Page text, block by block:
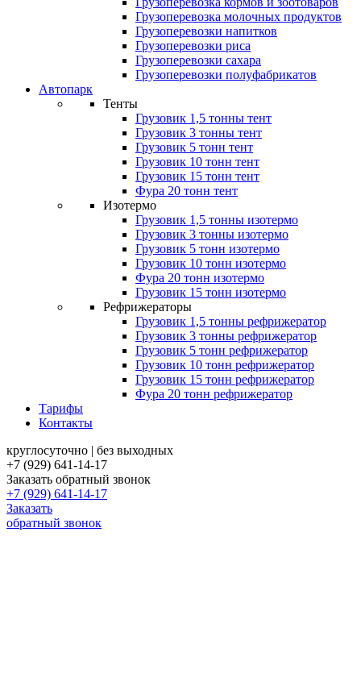
Грузоперевозка молочных продуктов
Грузоперевозки напитков
Грузоперевозки риса
Грузоперевозки сахара
Грузоперевозки полуфабрикатов
Автопарк
Тенты
Грузовик 1,5 тонны тент
Грузовик 3 тонны тент
Грузовик 5 тонн тент
Грузовик 10 тонн тент
Грузовик 15 тонн тент
Фура 20 тонн тент
Изотермо
Грузовик 1,5 тонны изотермо
Грузовик 3 тонны изотермо
Грузовик 5 тонн изотермо
Грузовик 10 тонн изотермо
Фура 20 тонн изотермо
Грузовик 15 тонн изотермо
Рефрижераторы
Грузовик 1,5 тонны рефрижератор
Грузовик 3 тонны рефрижератор
Грузовик 5 тонн рефрижератор
Грузовик 10 тонн рефрижератор
Грузовик 15 тонн рефрижератор
Фура 20 тонн рефрижератор
Тарифы
Контакты
круглосуточно | без выходных
+7 (929) 641-14-17
Заказать обратный звонок
+7 (929) 641-14-17
Заказать
обратный звонок